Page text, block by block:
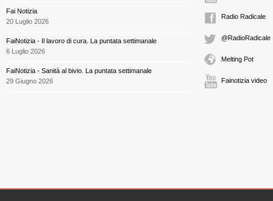
Fai Notizia
20 Luglio 2026
FaiNotizia - Il lavoro di cura. La puntata settimanale
6 Luglio 2026
FaiNotizia - Sanità al bivio. La puntata settimanale
29 Giugno 2026
Radio Radicale
@RadioRadicale
Melting Pot
Fainotizia video